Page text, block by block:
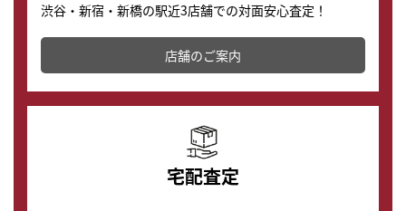
渋谷・新宿・新橋の駅近3店舗での対面安心査定！
その場で現金買取致します。渋谷本店では、時計販売の
店舗を併設しており、下取りに出してお得に新しい時計
の購入もできます♪
店舗のご案内
宅配査定